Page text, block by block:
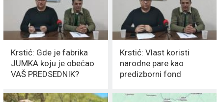
Krstić: Gde je fabrika
JUMKA koju je obećao
VAŠ PREDSEDNIK?
Krstić: Vlast koristi
narodne pare kao
predizborni fond